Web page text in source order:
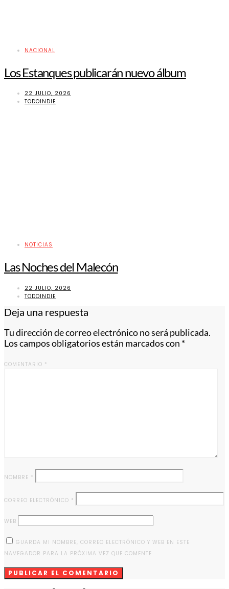
NACIONAL
Los Estanques publicarán nuevo álbum
22 JULIO, 2026
TODOINDIE
NOTICIAS
Las Noches del Malecón
22 JULIO, 2026
TODOINDIE
Deja una respuesta
Tu dirección de correo electrónico no será publicada.
Los campos obligatorios están marcados con *
COMENTARIO *
NOMBRE *
CORREO ELECTRÓNICO *
WEB
GUARDA MI NOMBRE, CORREO ELECTRÓNICO Y WEB EN ESTE
NAVEGADOR PARA LA PRÓXIMA VEZ QUE COMENTE.